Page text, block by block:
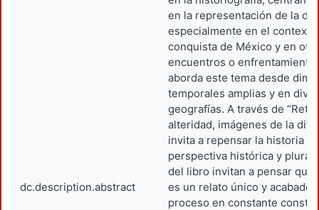
dc.description.abstract
en la representación de la
especialmente en el contexto
conquista de México y en
encuentros o enfrentamiento
aborda este tema desde
temporales amplias y en
geografías. A través de
alteridad, imágenes de la
invita a repensar la historia
perspectiva histórica y
del libro invitan a pensar que
es un relato único y acabado,
proceso en constante